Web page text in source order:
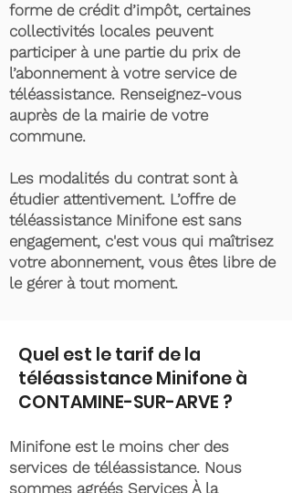
forme de crédit d’impôt, certaines
collectivités locales peuvent
participer à une partie du prix de
l’abonnement à votre service de
téléassistance. Renseignez-vous
auprès de la mairie de votre
commune.
Les modalités du contrat sont à
étudier attentivement. L’offre de
téléassistance Minifone est sans
engagement, c'est vous qui maîtrisez
votre abonnement, vous êtes libre de
le gérer à tout moment.
Quel est le tarif de la
téléassistance Minifone à
CONTAMINE-SUR-ARVE ?
Minifone est le moins cher des
services de téléassistance. Nous
sommes agréés Services À la